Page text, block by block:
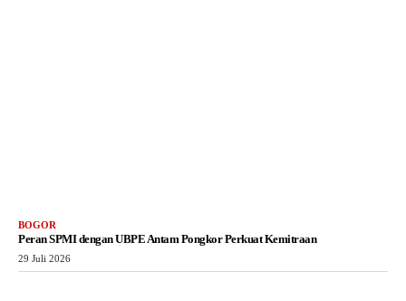
BOGOR
Peran SPMI dengan UBPE Antam Pongkor Perkuat Kemitraan
29 Juli 2026